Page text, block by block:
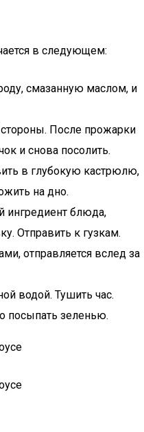
в следующем:
смазанную маслом, и
После прожарки
и снова посолить.
в глубокую кастрюлю,
на дно.
ингредиент блюда,
Отправить к гузкам.
отправляется вслед за
водой. Тушить час.
посыпать зеленью.